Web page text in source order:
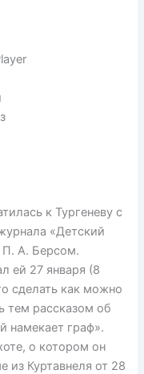
к Тургеневу с
«Детский
П. А. Берсом.
ей 27 января (8
сделать как можно
тем рассказом об
намекает граф».
о котором он
из Куртавнеля от 28